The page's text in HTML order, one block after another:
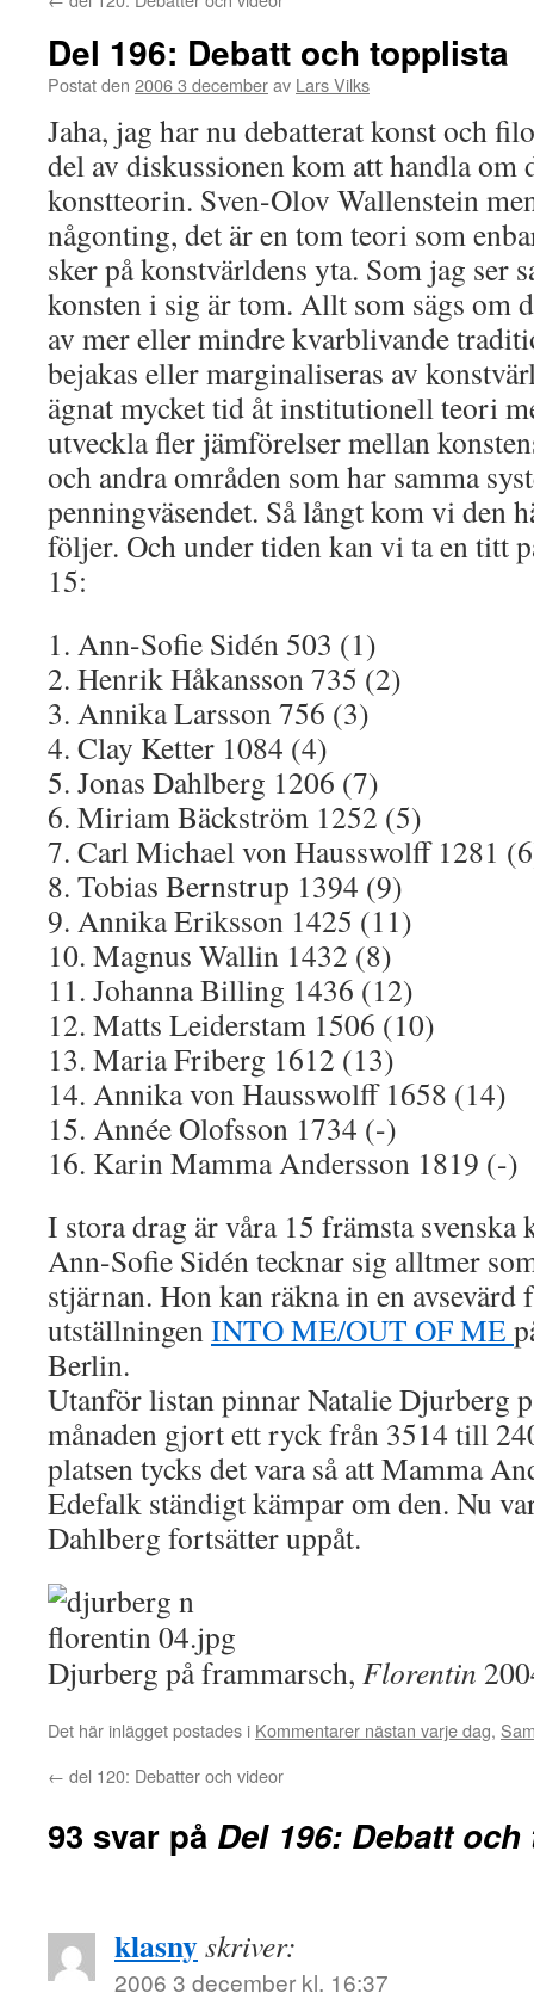
Del 196: Debatt och topplista
Postat den 2006 3 decemberav Lars Vilks
Jaha, jag har nu debatterat konst och
del av diskussionen kom att handla
konstteorin. Sven-Olov Wallenstein
någonting, det är en tom teori som
sker på konstvärldens yta. Som jag ser
konsten i sig är tom. Allt som sägs om
av mer eller mindre kvarblivande
bejakas eller marginaliseras av
ägnat mycket tid åt institutionell teori
utveckla fler jämförelser mellan
och andra områden som har samma
penningväsendet. Så långt kom vi den
följer. Och under tiden kan vi ta en titt
15:
1. Ann-Sofie Sidén 503 (1)
2. Henrik Håkansson 735 (2)
3. Annika Larsson 756 (3)
4. Clay Ketter 1084 (4)
5. Jonas Dahlberg 1206 (7)
6. Miriam Bäckström 1252 (5)
7. Carl Michael von Hausswolff 1281
8. Tobias Bernstrup 1394 (9)
9. Annika Eriksson 1425 (11)
10. Magnus Wallin 1432 (8)
11. Johanna Billing 1436 (12)
12. Matts Leiderstam 1506 (10)
13. Maria Friberg 1612 (13)
14. Annika von Hausswolff 1658 (14)
15. Année Olofsson 1734 (-)
16. Karin Mamma Andersson 1819 (-)
I stora drag är våra 15 främsta svenska
Ann-Sofie Sidén tecknar sig alltmer
stjärnan. Hon kan räkna in en avsevärd
utställningenINTO ME/OUT OF ME
Berlin.
Utanför listan pinnar Natalie Djurberg
månaden gjort ett ryck från 3514 till
platsen tycks det vara så att Mamma
Edefalk ständigt kämpar om den. Nu
Dahlberg fortsätter uppåt.
Djurberg på frammarsch, Florentin
Det här inlägget postades i Kommentarer nästan varje dag,
← del 120: Debatter och videor
93 svar på Del 196: Debatt
klasnyskriver:
2006 3 december kl. 16:37